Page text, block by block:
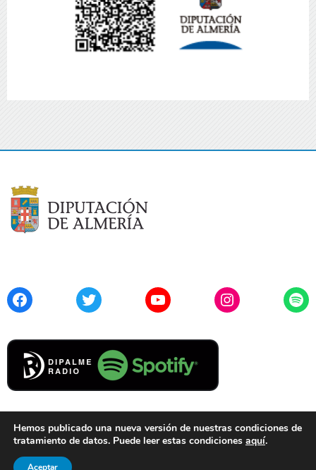
FacebookTwitter YouTubeInstagram
Cookies
Hemos publicado una nueva versión de nuestras condiciones de
tratamiento de datos. Puede leer estas condiciones aquí.
Aceptar